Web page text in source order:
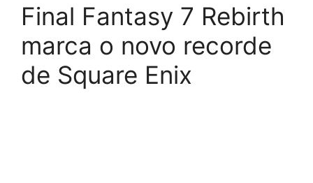
Final Fantasy 7 Rebirth
marca o novo recorde
de Square Enix